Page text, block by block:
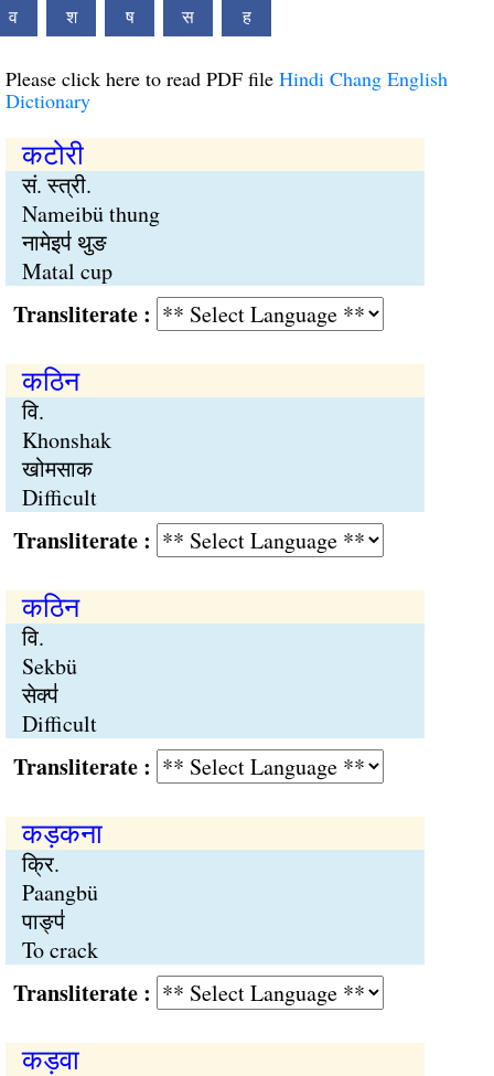
व श ष स ह
Please click here to read PDF file Hindi Chang English
Dictionary
कटोरी
सं. स्त्री.
Nameibü thung
नामेइप॑ थुङ
Matal cup
:
कठिन
वि.
Khonshak
खोमसाक
Difficult
:
कठिन
वि.
Sekbü
सेक्प॑
Difficult
:
कड़कना
क्रि.
Paangbü
पाङ्प॑
To crack
:
कड़वा